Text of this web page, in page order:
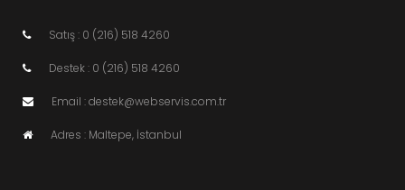
Satış : 0 (216) 518 4260
Destek : 0 (216) 518 4260
Email : destek@webservis.com.tr
Adres : Maltepe, İstanbul